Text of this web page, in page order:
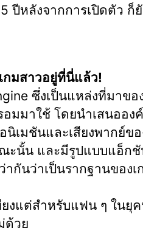
ปีหลังจากการเปิดตัว ก็
กมสาวอยู่ที่นี่แล้ว!
ซึ่งเป็นแหล่งที่มาข
มมาใช้ โดยนำเสนออง
เมชันและเสียงพากย์ข
ะนั้น และมีรูปแบบแอ็กชั
ากันว่าเป็นรากฐานของ
งแต่สำหรับแฟน ๆ ในยุ
ด้วย